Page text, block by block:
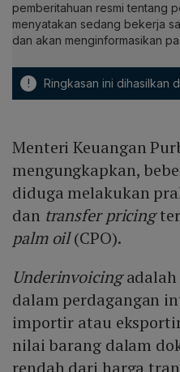
pemberitahuan resmi tentang
menyatakan sedang bekerja
dan akan menginformasikan
! Ringkasan ini dihasilkan
Menteri Keuangan
mengungkapkan,
diduga melakukan
dan transfer pricing
palm oil(CPO).
Underinvoicing
dalam perdagangan
importir atau
nilai barang dalam